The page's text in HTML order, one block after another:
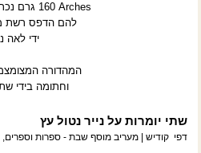
Arches 160 גרם
להם הדפס רשת
ידי לאה
המהדורה
וחתומה בידי
שתי יומרות על נייר נטול עץ
דפי קודיש | מעריב מוסף שבת - ספרות וספרים, 21 בדצמבר 2001, עמ' 29